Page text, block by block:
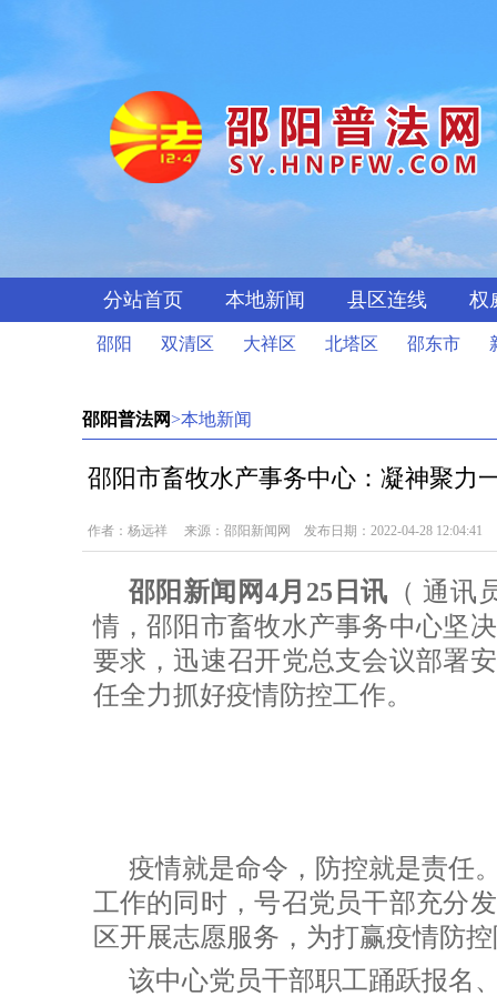
分站首页 本地新闻 县区连线 权
邵阳 双清区 大祥区 北塔区 邵东市
邵阳普法网>本地新闻
邵阳市畜牧水产事务中心：凝神聚力
作者：杨远祥 来源：邵阳新闻网 发布日期：2022-04-28 12:04:41
邵阳新闻网4月25日讯 （ 通讯
情，邵阳市畜牧水产事务中心坚
要求，迅速召开党总支会议部署
任全力抓好疫情防控工作。
疫情就是命令，防控就是责任
工作的同时，号召党员干部充分
区开展志愿服务，为打赢疫情防
该中心党员干部职工踊跃报名